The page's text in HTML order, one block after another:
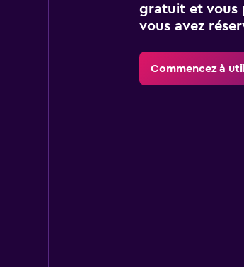
gratuit et vous
vous avez
Commencez à